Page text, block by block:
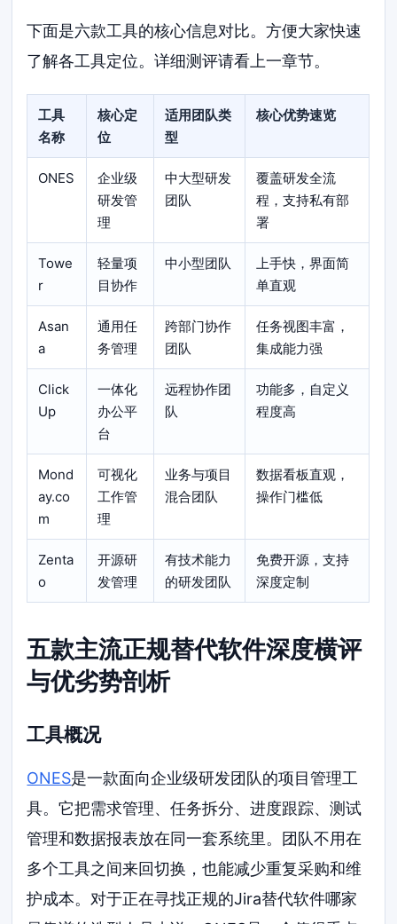
下面是六款工具的核心信息对比。方便大家快速
了解各工具定位。详细测评请看上一章节。
工具
名称
核心定
位
适用团队类
型
核心优势速览
ONES
企业级
研发管
理
中大型研发
团队
覆盖研发全流
程，支持私有部
署
Towe
r
轻量项
目协作
中小型团队
上手快，界面简
单直观
Asan
a
通用任
务管理
跨部门协作
团队
任务视图丰富，
集成能力强
Click
Up
一体化
办公平
台
远程协作团
队
功能多，自定义
程度高
Mond
ay.co
m
可视化
工作管
理
业务与项目
混合团队
数据看板直观，
操作门槛低
Zenta
o
开源研
发管理
有技术能力
的研发团队
免费开源，支持
深度定制
五款主流正规替代软件深度横评
与优劣势剖析
工具概况
ONES是一款面向企业级研发团队的项目管理工
具。它把需求管理、任务拆分、进度跟踪、测试
管理和数据报表放在同一套系统里。团队不用在
多个工具之间来回切换，也能减少重复采购和维
护成本。对于正在寻找正规的Jira替代软件哪家